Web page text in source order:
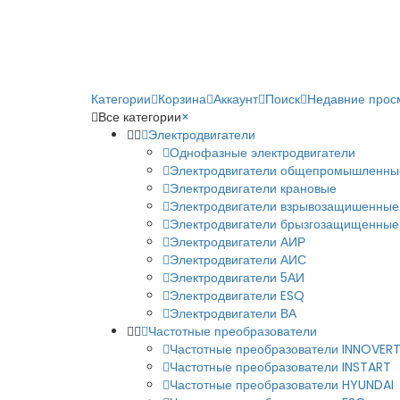
Категории Корзина Аккаунт Поиск Недавние
Все категории×
Электродвигатели
Однофазные электродвигатели
Электродвигатели
Электродвигатели крановые
Электродвигатели взрывозащишенные
Электродвигатели брызгозащищенные
Электродвигатели АИР
Электродвигатели АИС
Электродвигатели 5АИ
Электродвигатели ESQ
Электродвигатели ВА
Частотные преобразователи
Частотные преобразователи INNOVERT
Частотные преобразователи INSTART
Частотные преобразователи HYUNDAI